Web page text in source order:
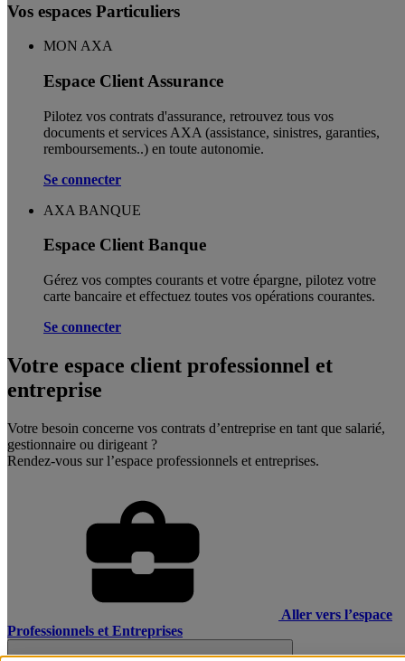
Vos espaces Particuliers
MON AXA
Espace Client Assurance
Pilotez vos contrats d'assurance, retrouvez tous vos
documents et services AXA (assistance, sinistres, garanties,
remboursements..) en toute autonomie. ​
Se connecter
AXA BANQUE
Espace Client Banque
Gérez vos comptes courants et votre épargne, pilotez votre
carte bancaire et effectuez toutes vos opérations courantes.
Se connecter
Votre espace client professionnel et
entreprise
Votre besoin concerne vos contrats d’entreprise en tant que salarié,
gestionnaire ou dirigeant ?
Rendez-vous sur l’espace professionnels et entreprises.
Aller vers l’espace
Professionnels et Entreprises